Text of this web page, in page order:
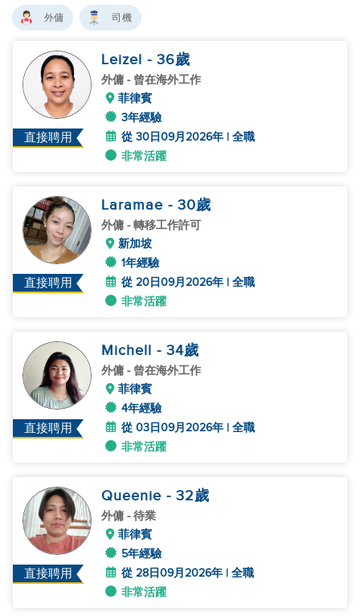
外傭 司機
直接聘用
Leizel - 36歲
外傭 - 曾在海外工作
菲律賓
3年經驗
從 30日09月2026年 | 全職
非常活躍
直接聘用
Laramae - 30歲
外傭 - 轉移工作許可
新加坡
1年經驗
從 20日09月2026年 | 全職
非常活躍
直接聘用
Michell - 34歲
外傭 - 曾在海外工作
菲律賓
4年經驗
從 03日09月2026年 | 全職
非常活躍
直接聘用
Queenie - 32歲
外傭 - 待業
菲律賓
5年經驗
從 28日09月2026年 | 全職
非常活躍